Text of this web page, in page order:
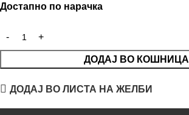
Достапно по нарачка
ДОДАЈ ВО КОШНИЦА
ДОДАЈ ВО ЛИСТА НА ЖЕЛБИ